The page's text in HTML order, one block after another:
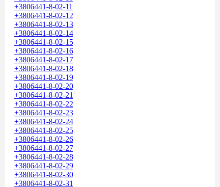
+3806441-8-02-11
+3806441-8-02-12
+3806441-8-02-13
+3806441-8-02-14
+3806441-8-02-15
+3806441-8-02-16
+3806441-8-02-17
+3806441-8-02-18
+3806441-8-02-19
+3806441-8-02-20
+3806441-8-02-21
+3806441-8-02-22
+3806441-8-02-23
+3806441-8-02-24
+3806441-8-02-25
+3806441-8-02-26
+3806441-8-02-27
+3806441-8-02-28
+3806441-8-02-29
+3806441-8-02-30
+3806441-8-02-31